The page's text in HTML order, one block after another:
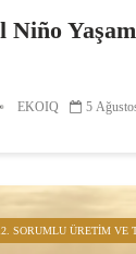
Niño
EKOIQ 5
SORUMLU ÜRETIM VE